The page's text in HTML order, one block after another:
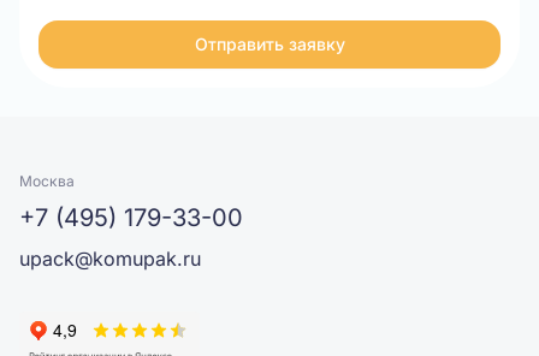
Отправить заявку
Москва
+7 (495) 179-33-00
upack@komupak.ru